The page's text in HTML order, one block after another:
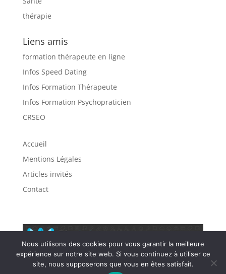
thérapie
Liens amis
formation thérapeute en ligne
Infos Speed Dating
Infos Formation Thérapeute
Infos Formation Psychopraticien
CRSEO
Accueil
Mentions Légales
Articles invités
Contact
Nous utilisons des cookies pour vous garantir la meilleure
expérience sur notre site web. Si vous continuez à utiliser ce
site, nous supposerons que vous en êtes satisfait.